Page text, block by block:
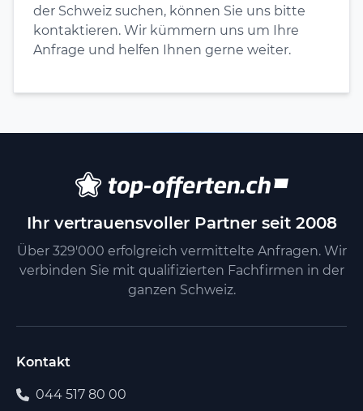
der Schweiz suchen, können Sie uns bitte
kontaktieren. Wir kümmern uns um Ihre
Anfrage und helfen Ihnen gerne weiter.
Ihr vertrauensvoller Partner seit 2008
Über 329'000 erfolgreich vermittelte Anfragen. Wir
verbinden Sie mit qualifizierten Fachfirmen in der
ganzen Schweiz.
Kontakt
044 517 80 00